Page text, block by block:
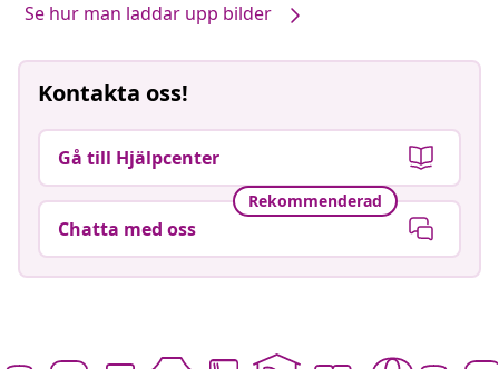
Se hur man laddar upp bilder
Kontakta oss!
Gå till Hjälpcenter
Rekommenderad
Chatta med oss